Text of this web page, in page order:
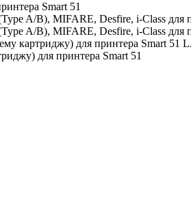
Smart 51
A/B), MIFARE, Desfire, i-Class для
A/B), MIFARE, Desfire, i-Class для
картриджу) для принтера Smart 51
для принтера Smart 51